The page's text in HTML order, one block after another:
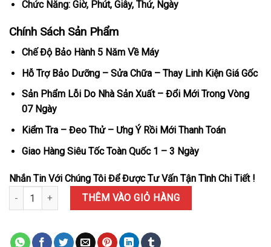
Chức Năng: Giờ, Phút, Giây, Thứ, Ngày
Chính Sách Sản Phẩm
Chế Độ Bảo Hành 5 Năm Về Máy
Hỗ Trợ Bảo Dưỡng – Sửa Chữa – Thay Linh Kiện Giá Gốc
Sản Phẩm Lỗi Do Nhà Sản Xuất – Đổi Mới Trong Vòng
07 Ngày
Kiểm Tra – Đeo Thử – Ưng Ý Rồi Mới Thanh Toán
Giao Hàng Siêu Tốc Toàn Quốc 1 – 3 Ngày
Nhắn Tin Với Chúng Tôi Để Được Tư Vấn Tận Tình Chi Tiết !
Đồng Hồ Rolex Day-Date 128238-0008 Mặt Champagne Bọc
THÊM VÀO GIỎ HÀNG